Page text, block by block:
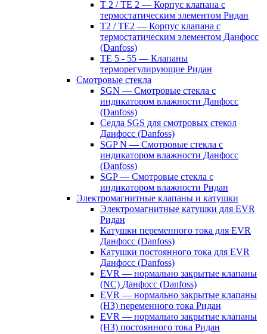
T 2 / TE 2 — Корпус клапана с
термостатическим элементом Ридан
T2 / TE2 — Корпус клапана с
термостатическим элементом Данфосс
(Danfoss)
TE 5 - 55 — Клапаны
терморегулирующие Ридан
Смотровые стекла
SGN — Смотровые стекла с
индикатором влажности Данфосс
(Danfoss)
Седла SGS для смотровых стекол
Данфосс (Danfoss)
SGP N — Смотровые стекла с
индикатором влажности Данфосс
(Danfoss)
SGP — Смотровые стекла с
индикатором влажности Ридан
Электромагнитные клапаны и катушки
Электромагнитные катушки для EVR
Ридан
Катушки переменного тока для EVR
Данфосс (Danfoss)
Катушки постоянного тока для EVR
Данфосс (Danfoss)
EVR — нормально закрытые клапаны
(NC) Данфосс (Danfoss)
EVR — нормально закрытые клапаны
(НЗ) переменного тока Ридан
EVR — нормально закрытые клапаны
(НЗ) постоянного тока Ридан